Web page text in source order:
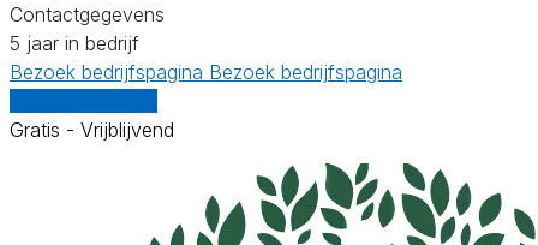
Contactgegevens
5 jaar in bedrijf
Bezoek bedrijfspagina Bezoek bedrijfspagina
Gratis - Vrijblijvend